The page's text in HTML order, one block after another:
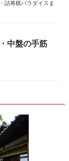
詰将棋パラダイスま
中盤の手筋